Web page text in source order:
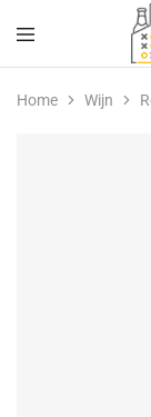
Drank,
Bier
&
Home Wijn